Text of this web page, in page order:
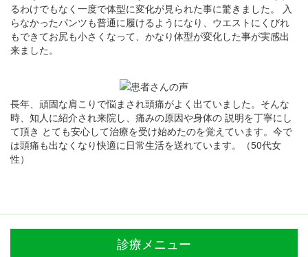
るわけでもなく一度で体型に変化が見られた事に驚きました。 入
らなかったパンツも普通に履けるようになり、ウエストにくびれ
もできてお尻も小さくなって、かなり体型が変化した事が実感出
来ました。
長年、頑固な肩こりで悩まされ頭痛がよく出ていました。そんな
時、知人に紹介され来院し、痛みの原因や身体の 説明を丁寧にし
て頂き とても安心して治療を受け始めたのを覚えています。今で
は頭痛も出なくなり快適に日常生活を送れています。（50代女
性）
診療メニュー